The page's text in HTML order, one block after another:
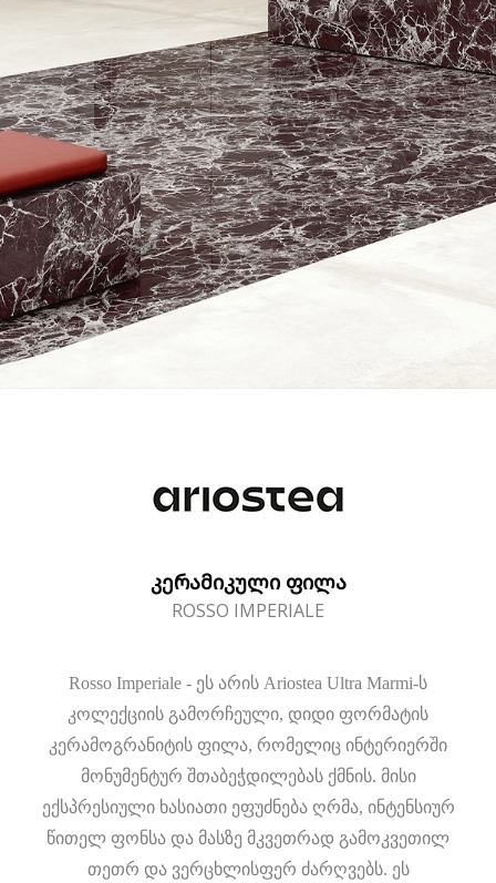
ᲙᲔᲠᲐᲛᲘᲙᲣᲚᲘ ᲤᲘᲚᲐ
ROSSO IMPERIALE
Rosso Imperiale - ეს არის Ariostea Ultra Marmi-ს
კოლექციის გამორჩეული, დიდი ფორმატის
კერამოგრანიტის ფილა, რომელიც ინტერიერში
მონუმენტურ შთაბეჭდილებას ქმნის. მისი
ექსპრესიული ხასიათი ეფუძნება ღრმა, ინტენსიურ
წითელ ფონსა და მასზე მკვეთრად გამოკვეთილ
თეთრ და ვერცხლისფერ ძარღვებს. ეს